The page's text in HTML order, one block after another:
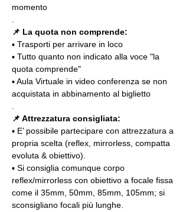
momento
📌 La quota non comprende:
▪️ Trasporti per arrivare in loco
▪️ Tutto quanto non indicato alla voce "la
quota comprende"
▪️ Aula Virtuale in video conferenza se non
acquistata in abbinamento al biglietto
📌 Attrezzatura consigliata:
▪️ E’ possibile partecipare con attrezzatura a
propria scelta (reflex, mirrorless, compatta
evoluta & obiettivo).
▪️ Si consiglia comunque corpo
reflex/mirrorless con obiettivo a focale fissa
come il 35mm, 50mm, 85mm, 105mm; si
sconsigliano focali più lunghe.